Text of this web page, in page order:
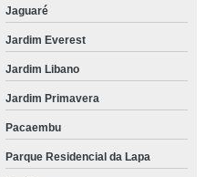
Jaguaré
Jardim Everest
Jardim Libano
Jardim Primavera
Pacaembu
Parque Residencial da Lapa